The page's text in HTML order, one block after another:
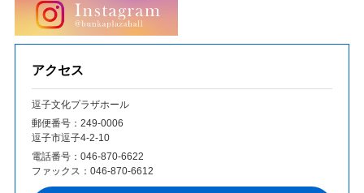
アクセス
逗子文化プラザホール
郵便番号：249‐0006
逗子市逗子4-2-10
電話番号： 046-870-6622
ファックス： 046-870-6612